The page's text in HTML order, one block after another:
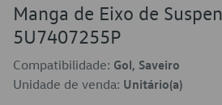
Manga de Eixo de
5U7407255P
Compatibilidade: Gol, Saveiro
Unidade de venda: Unitário(a)